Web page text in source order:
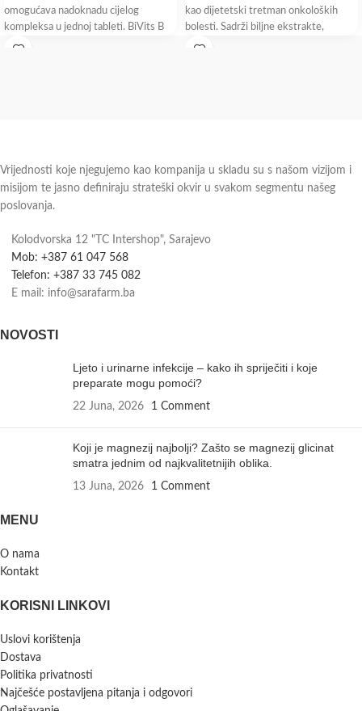
omogućava nadoknadu cijelog
kompleksa u jednoj tableti. BiVits B
complex sadrži aktivni oblik folne
kao dijetetski tretman onkoloških
bolesti. Sadrži biljne ekstrakte,
omega-3masne kiseline, vitamin A,
Vrijednosti koje njegujemo kao kompanija u skladu su s našom vizijom i
misijom te jasno definiraju strateški okvir u svakom segmentu našeg
poslovanja.
Kolodvorska 12 "TC Intershop", Sarajevo
Mob: +387 61 047 568
Telefon: +387 33 745 082
E mail: info@sarafarm.ba
NOVOSTI
Ljeto i urinarne infekcije – kako ih spriječiti i koje
preparate mogu pomoći?
22 Juna, 2026 1 Comment
Koji je magnezij najbolji? Zašto se magnezij glicinat
smatra jednim od najkvalitetnijih oblika.
13 Juna, 2026 1 Comment
MENU
O nama
Kontakt
KORISNI LINKOVI
Uslovi korištenja
Dostava
Politika privatnosti
Najčešće postavljena pitanja i odgovori